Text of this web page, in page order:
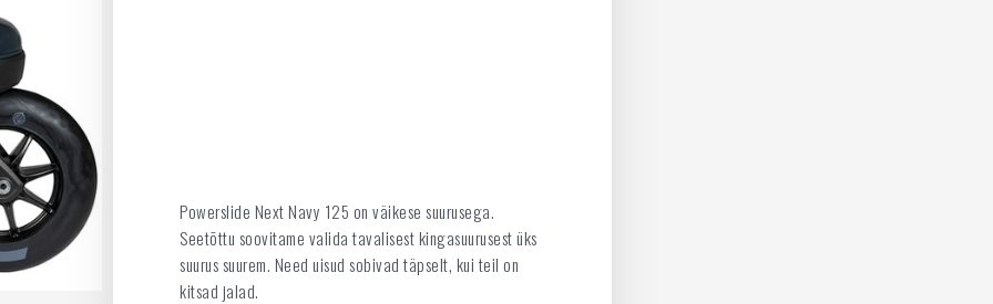
Powerslide Next Navy 125 on väikese suurusega.
Seetõttu soovitame valida tavalisest kingasuurusest üks
suurus suurem. Need uisud sobivad täpselt, kui teil on
kitsad jalad.